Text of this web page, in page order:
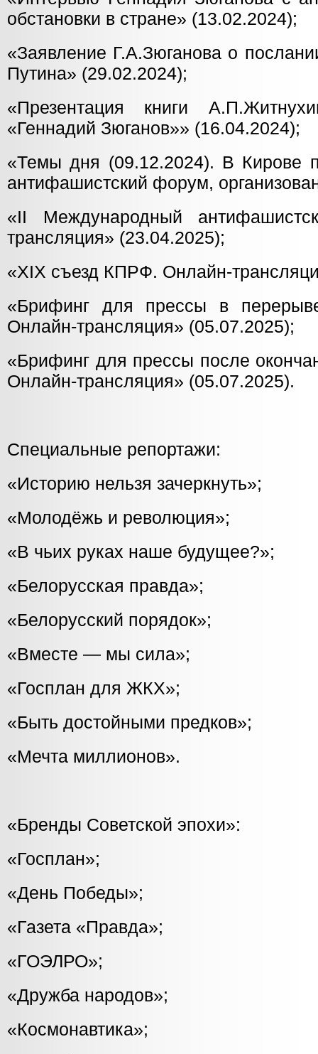
обстановки в стране» (13.02.2024);
«Заявление Г.А.Зюганова о
Путина» (29.02.2024);
«Презентация книги
«Геннадий Зюганов»» (16.04.2024);
«Темы дня (09.12.2024). В Кирове
антифашистский форум,
«II Международный
трансляция» (23.04.2025);
«XIX съезд КПРФ. Онлайн-
«Брифинг для прессы в
Онлайн-трансляция» (05.07.2025);
«Брифинг для прессы после
Онлайн-трансляция» (05.07.2025).
Специальные репортажи:
«Историю нельзя зачеркнуть»;
«Молодёжь и революция»;
«В чьих руках наше будущее?»;
«Белорусская правда»;
«Белорусский порядок»;
«Вместе — мы сила»;
«Госплан для ЖКХ»;
«Быть достойными предков»;
«Мечта миллионов».
«Бренды Советской эпохи»:
«Госплан»;
«День Победы»;
«Газета «Правда»;
«ГОЭЛРО»;
«Дружба народов»;
«Космонавтика»;